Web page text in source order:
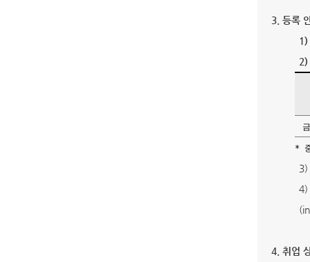
3. 등록
1)
2)
*
3)
4)
4. 취업